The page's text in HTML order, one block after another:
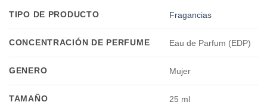
TIPO DE PRODUCTO Fragancias
CONCENTRACIÓN DE PERFUME Eau de Parfum (EDP)
GENERO Mujer
TAMAÑO 25 ml